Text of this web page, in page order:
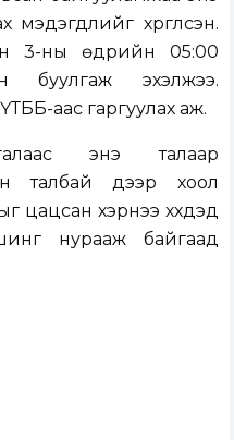
хүргүүлсэн.
3-ны өдрийн 05:00
буулгаж эхэлжээ.
аас гаргуулах аж.
энэ талаар
талбай дээр хоол
цацсан хэрнээ хүүхдэд
нурааж байгаад